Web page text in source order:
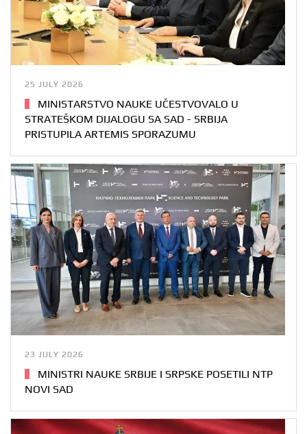
25 JULY 2026
MINISTARSTVO NAUKE UČESTVOVALO U
STRATEŠKOM DIJALOGU SA SAD - SRBIJA
PRISTUPILA ARTEMIS SPORAZUMU
23 JULY 2026
MINISTRI NAUKE SRBIJE I SRPSKE POSETILI NTP
NOVI SAD